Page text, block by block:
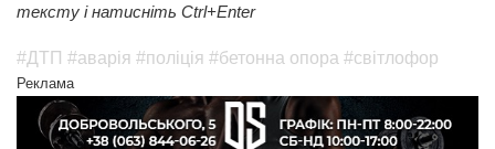
тексту і натисніть Ctrl+Enter
#ДТП #аварія #поліція #бетонна опора #світлофор
Реклама